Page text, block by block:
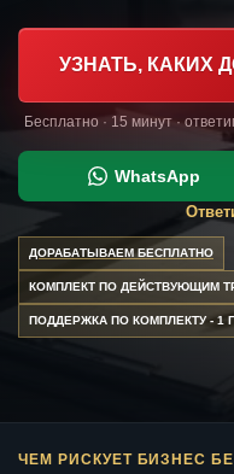
УЗНАТЬ, КАКИХ
Бесплатно · 15 минут ·
WhatsApp
ДОРАБАТЫВАЕМ БЕСПЛАТНО
КОМПЛЕКТ ПО ДЕЙСТВУЮЩИМ
ПОДДЕРЖКА ПО КОМПЛЕКТУ - 1
ЧЕМ РИСКУЕТ БИЗНЕС